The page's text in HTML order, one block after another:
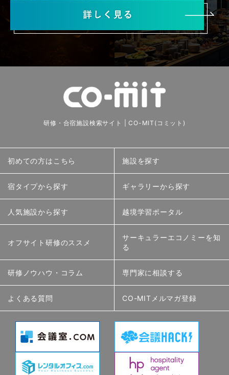
研修・合宿施設検索サイト | CO-MIT(コミット)
初めての方はこちら 施設を探す
宿タイプから探す ギャラリーから探す
人気施設から探す 越境学習ポータル
オフサイト研修のススメ
サーキュラーエコノミーを知
る
研修ノウハウ・コラム 専門家に相談する
よくある質問 CO-MITメルマガ登録